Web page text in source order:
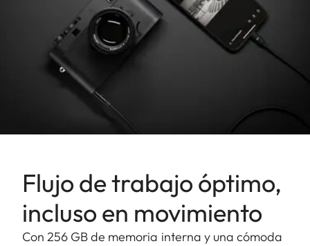
Flujo de trabajo óptimo,
incluso en movimiento
Con 256 GB de memoria interna y una cómoda